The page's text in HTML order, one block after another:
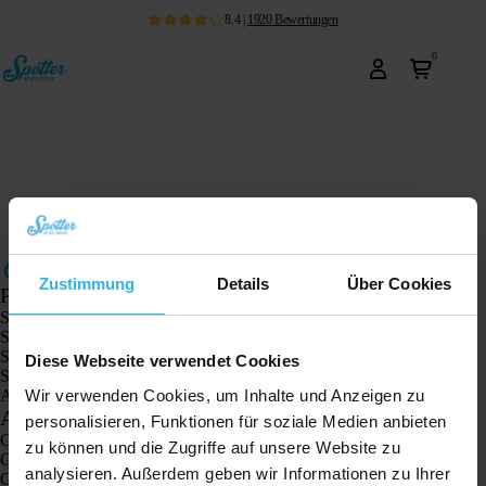
Zustimmung Details Über Cookies
Diese Webseite verwendet Cookies
Wir verwenden Cookies, um Inhalte und Anzeigen zu
personalisieren, Funktionen für soziale Medien anbieten
zu können und die Zugriffe auf unsere Website zu
analysieren. Außerdem geben wir Informationen zu Ihrer
8.4| 1920 Bewertungen
0
Produkte
Spotter GPS-Tracker X10
Spotter Senior GPS-Uhr
Spotter GPS-Uhr Explorer
Spotter GPS-Uhr für Kinder
Animal Spotter
Anwendungen
GPS-Tracker
GPS-Tracker für Kinder
GPS-Uhren für Kinder